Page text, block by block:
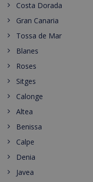
Costa Dorada
Gran Canaria
Tossa de Mar
Blanes
Roses
Sitges
Calonge
Altea
Benissa
Calpe
Denia
Javea